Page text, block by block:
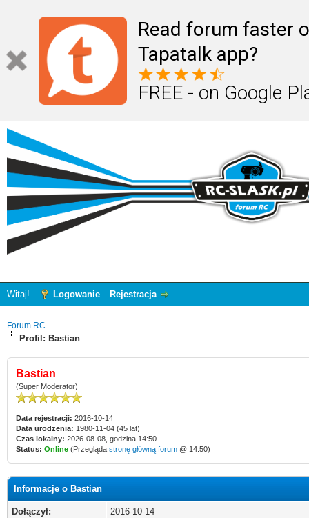
Read forum faster
Tapatalk app?
FREE - on Google
Witaj! Logowanie Rejestracja
Forum RC
Profil: Bastian
Bastian
(Super Moderator)
Data rejestracji: 2016-10-14
Data urodzenia: 1980-11-04 (45 lat)
Czas lokalny: 2026-08-08, godzina 14:50
Status: Online (Przegląda stronę główną forum @ 14:50)
Informacje o Bastian
Dołączył:
2016-10-14